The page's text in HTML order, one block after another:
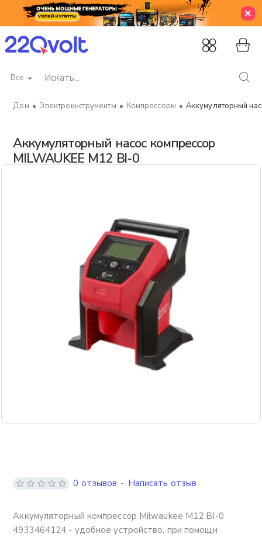
Все
Искать...
Аккумуляторный насос компрессор
MILWAUKEE M12 BI-0
Электроинструменты Компрессоры Аккумуляторный
Аккумуляторный компрессор Milwaukee M12 BI-0
4933464124 - удобное устройство, при помощи
0 отзывов - Написать отзыв